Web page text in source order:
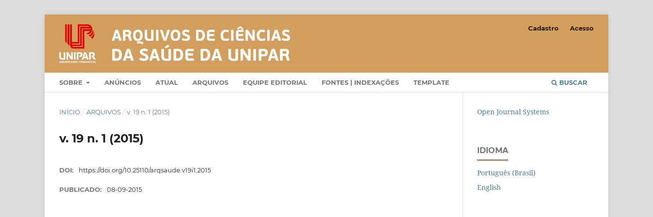
SOBRE ANÚNCIOS ATUAL ARQUIVOS EQUIPE EDITORIAL FONTES | INDEXAÇÕES TEMPLATE BUSCAR
Cadastro Acesso
INÍCIO / ARQUIVOS / v. 19 n. 1 (2015)
v. 19 n. 1 (2015)
DOI: https://doi.org/10.25110/arqsaude.v19i1.2015
PUBLICADO: 08-09-2015
Open Journal Systems
IDIOMA
Português (Brasil)
English